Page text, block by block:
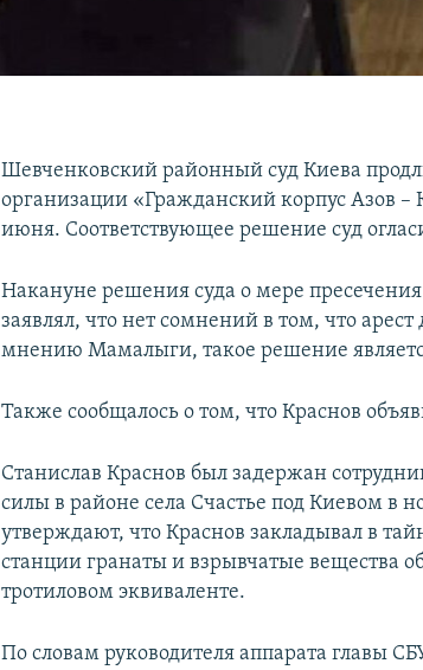
Шевченковский районный суд Киева
организации «Гражданский корпус Азов
июня. Соответствующее решение суд
Накануне решения суда о мере
заявлял, что нет сомнений в том, что
мнению Мамалыги, такое решение
Также сообщалось о том, что Краснов
Станислав Краснов был задержан
силы в районе села Счастье под Киевом в
утверждают, что Краснов закладывал в
станции гранаты и взрывчатые вещества
тротиловом эквиваленте.
По словам руководителя аппарата главы